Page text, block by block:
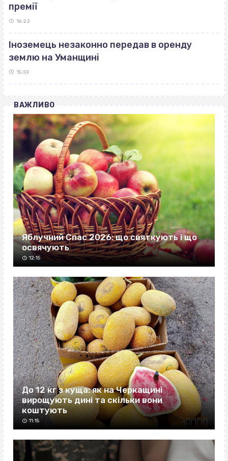
премії
16:22
Іноземець незаконно передав в оренду
землю на Уманщині
15:59
ВАЖЛИВО
Яблучний Спас 2026: що святкують і що
освячують
12:15
До 12 кг з куща: як на Черкащині
вирощують дині та скільки вони
коштують
11:15